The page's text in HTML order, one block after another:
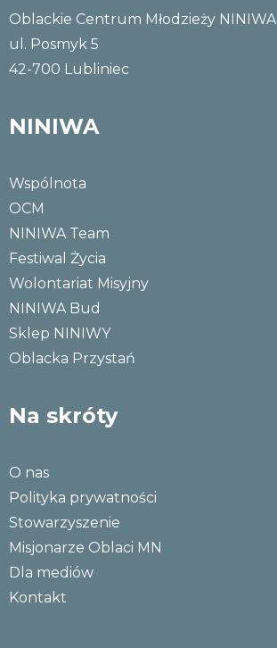
Oblackie Centrum Młodzieży NINIWA
ul. Posmyk 5
42-700 Lubliniec
NINIWA
Wspólnota
OCM
NINIWA Team
Festiwal Życia
Wolontariat Misyjny
NINIWA Bud
Sklep NINIWY
Oblacka Przystań
Na skróty
O nas
Polityka prywatności
Stowarzyszenie
Misjonarze Oblaci MN
Dla mediów
Kontakt